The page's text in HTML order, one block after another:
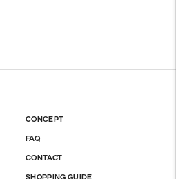
CONCEPT
FAQ
CONTACT